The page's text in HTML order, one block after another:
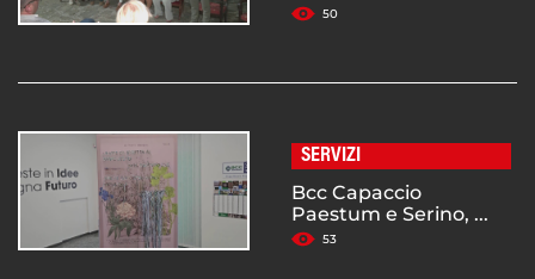
50
SERVIZI
Bcc Capaccio
Paestum e Serino, ...
53